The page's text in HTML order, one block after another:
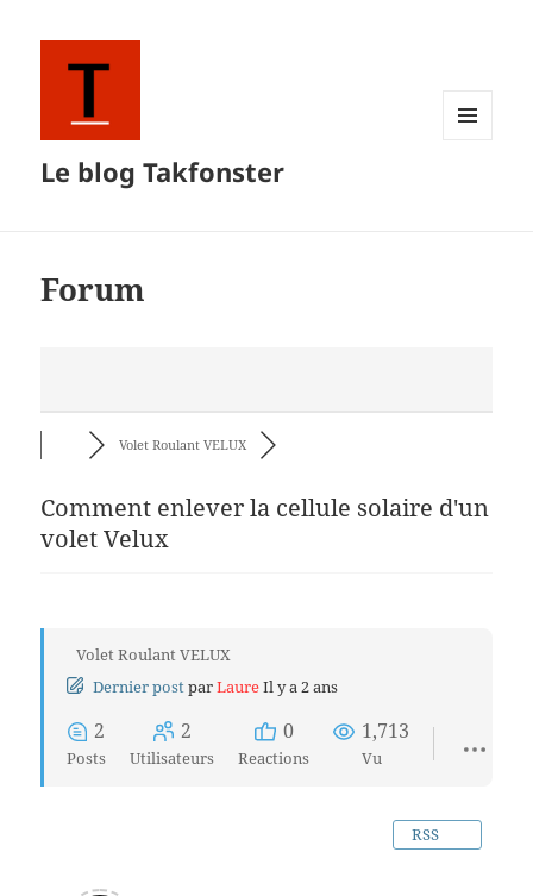
Le blog Takfonster
Forum
Volet Roulant VELUX
Comment enlever la cellule solaire d'un
volet Velux
Volet Roulant VELUX
Dernier postparLaureIl y a 2 ans
2
Posts
2
Utilisateurs
0
Reactions
1,713
Vu
RSS